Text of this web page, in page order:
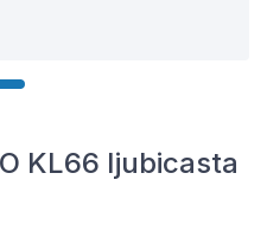
KL66 ljubicasta